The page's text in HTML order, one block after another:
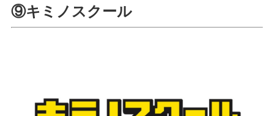
⑨キミノスクール